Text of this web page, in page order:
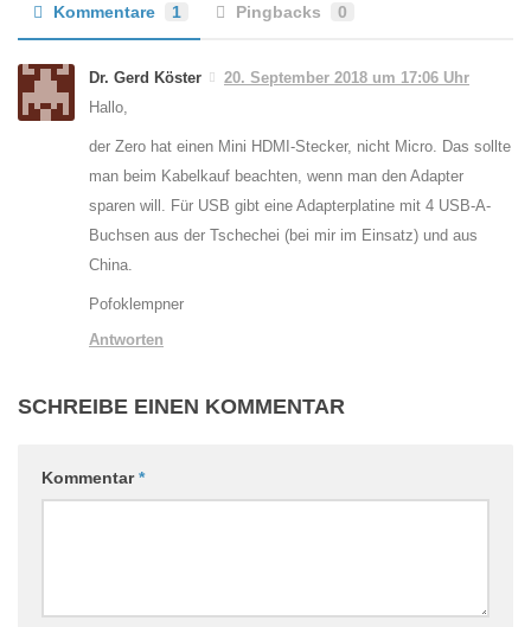
Kommentare 1 Pingbacks 0
Dr. Gerd Köster
20. September 2018 um 17:06 Uhr
Hallo,
der Zero hat einen Mini HDMI-Stecker, nicht Micro. Das sollte
man beim Kabelkauf beachten, wenn man den Adapter
sparen will. Für USB gibt eine Adapterplatine mit 4 USB-A-
Buchsen aus der Tschechei (bei mir im Einsatz) und aus
China.
Pofoklempner
Antworten
SCHREIBE EINEN KOMMENTAR
Kommentar*